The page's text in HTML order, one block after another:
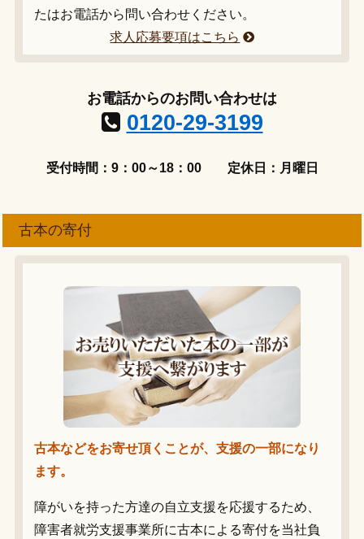
たはお電話から問い合わせください。
求人応募要項はこちら
お電話からのお問い合わせは
0120-29-3199
受付時間：9：00～18：00 定休日：月曜日
古本の寄付
古本などをお寄せ頂くことが、支援の一部になり
ます。
障がいを持った方達の自立支援を応援するため、
障害者就労支援事業所に古本による寄付を当社負